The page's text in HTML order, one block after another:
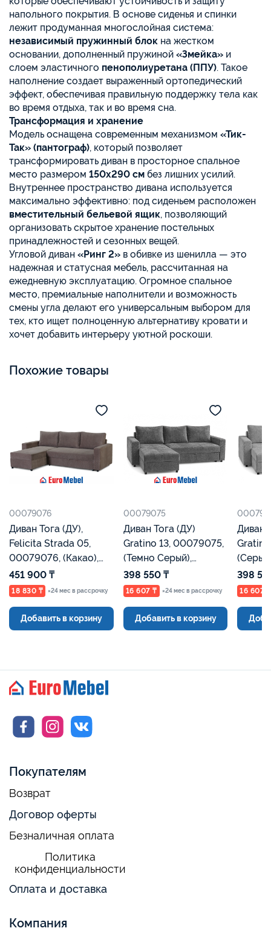
напольного покрытия. В основе сиденья и спинки
лежит продуманная многослойная система:
независимый пружинный блок на жестком
основании, дополненный пружиной «Змейка» и
слоем эластичного пенополиуретана (ППУ). Такое
наполнение создает выраженный ортопедический
эффект, обеспечивая правильную поддержку тела как
во время отдыха, так и во время сна.
Трансформация и хранение
Модель оснащена современным механизмом «Тик-
Так» (пантограф), который позволяет
трансформировать диван в просторное спальное
место размером 150х290 см без лишних усилий.
Внутреннее пространство дивана используется
максимально эффективно: под сиденьем расположен
вместительный бельевой ящик, позволяющий
организовать скрытое хранение постельных
принадлежностей и сезонных вещей.
Угловой диван «Ринг 2» в обивке из шенилла — это
надежная и статусная мебель, рассчитанная на
ежедневную эксплуатацию. Огромное спальное
место, премиальные наполнители и возможность
смены угла делают его универсальным выбором для
тех, кто ищет полноценную альтернативу кровати и
хочет добавить интерьеру уютной роскоши.
Похожие товары
00079076
Диван Тога (ДУ),
Felicita Strada 05,
00079076, (Какао),
Евромебель
451 900 ₸
18 830 ₸ ×24 мес в рассрочку
Добавить в корзину
00079075
Диван Тога (ДУ)
Gratino 13, 00079075,
(Темно Серый),
Евромебель
398 550 ₸
16 607 ₸ ×24 мес в рассрочку
Добавить в корзину
Диван
398
16 607 ₸
Покупателям
Возврат
Договор оферты
Безналичная оплата
Политика
конфиденциальности
Оплата и доставка
Компания